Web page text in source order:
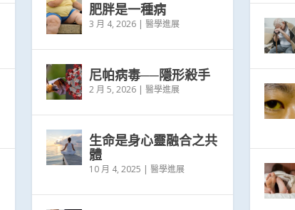
肥胖是一種病
3 月 4, 2026| 醫學進展
尼帕病毒──隱形殺手
2 月 5, 2026| 醫學進展
生命是身心靈融合之共
體
10 月 4, 2025 | 醫學進展